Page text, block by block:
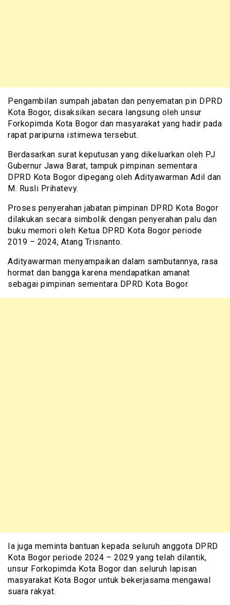
Pengambilan sumpah jabatan dan penyematan pin DPRD
Kota Bogor, disaksikan secara langsung oleh unsur
Forkopimda Kota Bogor dan masyarakat yang hadir pada
rapat paripurna istimewa tersebut.
Berdasarkan surat keputusan yang dikeluarkan oleh PJ
Gubernur Jawa Barat, tampuk pimpinan sementara
DPRD Kota Bogor dipegang oleh Adityawarman Adil dan
M. Rusli Prihatevy.
Proses penyerahan jabatan pimpinan DPRD Kota Bogor
dilakukan secara simbolik dengan penyerahan palu dan
buku memori oleh Ketua DPRD Kota Bogor periode
2019 – 2024, Atang Trisnanto.
Adityawarman menyampaikan dalam sambutannya, rasa
hormat dan bangga karena mendapatkan amanat
sebagai pimpinan sementara DPRD Kota Bogor.
Ia juga meminta bantuan kepada seluruh anggota DPRD
Kota Bogor periode 2024 – 2029 yang telah dilantik,
unsur Forkopimda Kota Bogor dan seluruh lapisan
masyarakat Kota Bogor untuk bekerjasama mengawal
suara rakyat.